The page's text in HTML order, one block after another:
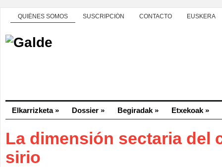
QUIÉNES SOMOS SUSCRIPCIÓN CONTACTO EUSKERA
Elkarrizketa» Dossier » Begiradak » Etxekoak »
La dimensión sectaria del
sirio